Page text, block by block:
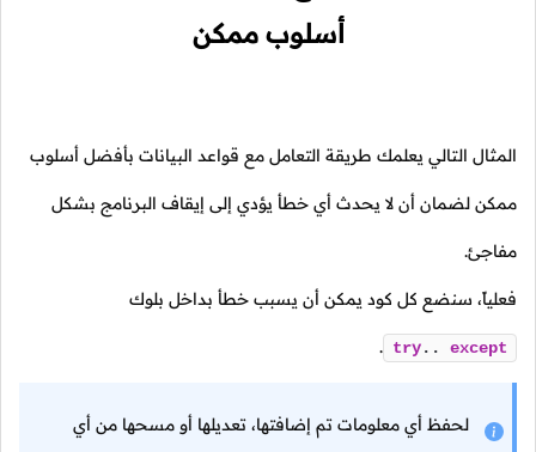
أسلوب ممكن
المثال التالي يعلمك طريقة التعامل مع قواعد البيانات بأفضل أسلوب
ممكن لضمان أن لا يحدث أي خطأ يؤدي إلى إيقاف البرنامج بشكل
مفاجئ.
فعلياً، سنضع كل كود يمكن أن يسبب خطأ بداخل بلوك
try.. except
.
لحفظ أي معلومات تم إضافتها، تعديلها أو مسحها من أي